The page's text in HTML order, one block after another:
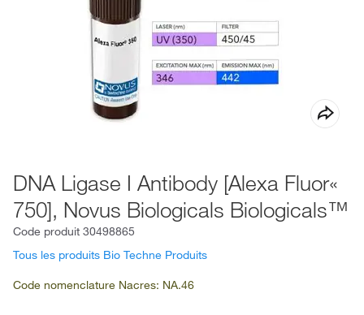
DNA Ligase I Antibody [Alexa Fluor«
750], Novus Biologicals Biologicals™
Code produit 30498865
Tous les produits Bio Techne Produits
Code nomenclature Nacres: NA.46